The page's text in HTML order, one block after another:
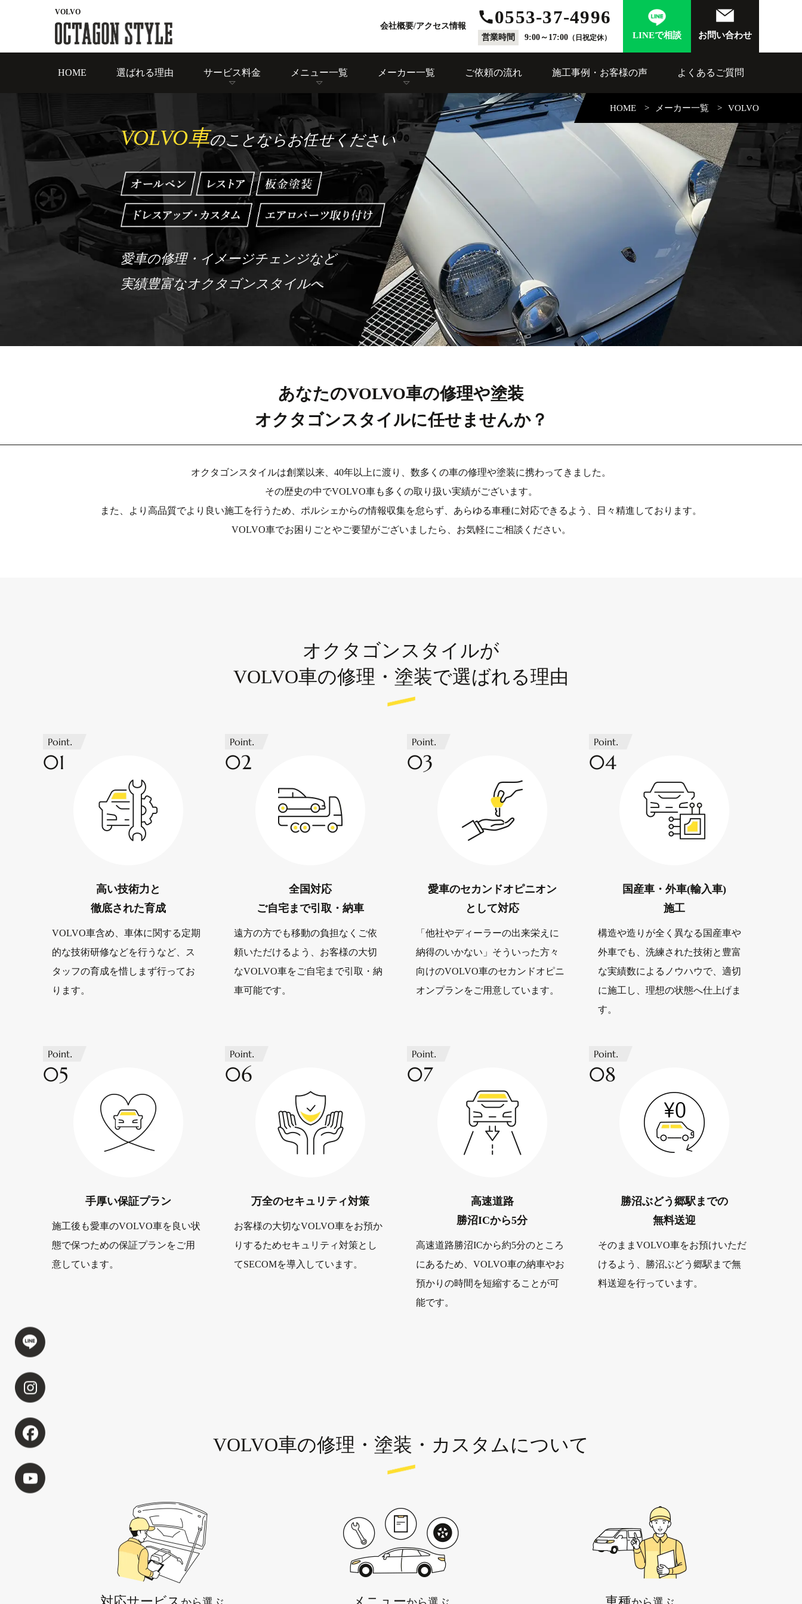
VOLVO
会社概要/アクセス情報 0553-37-4996
営業時間 9:00～17:00 （日祝定休） LINEで相談 お問い合わせ
HOME 選ばれる理由 サービス料金 メニュー一覧 メーカー一覧 ご依頼の流れ 施工事例・お客様の声 よくあるご質問
VOLVO車のことならお任せください
愛車の修理・イメージチェンジなど
実績豊富なオクタゴンスタイルへ
HOME メーカー一覧 VOLVO
あなたのVOLVO車の修理や塗装
オクタゴンスタイルに任せませんか？
オクタゴンスタイルは創業以来、40年以上に渡り、数多くの車の修理や塗装に携わってきました。
その歴史の中でVOLVO車も多くの取り扱い実績がございます。
また、より高品質でより良い施工を行うため、ポルシェからの情報収集を怠らず、あらゆる車種に対応できるよう、日々精進しております。
VOLVO車でお困りごとやご要望がございましたら、お気軽にご相談ください。
オクタゴンスタイルが
VOLVO車の修理・塗装で選ばれる理由
Point.
01
高い技術力と
徹底された育成
VOLVO車含め、車体に関する定期
的な技術研修などを行うなど、ス
タッフの育成を惜しまず行ってお
ります。
Point.
02
全国対応
ご自宅まで引取・納車
遠方の方でも移動の負担なくご依
頼いただけるよう、お客様の大切
なVOLVO車をご自宅まで引取・納
車可能です。
Point.
03
愛車のセカンドオピニオン
として対応
「他社やディーラーの出来栄えに
納得のいかない」そういった方々
向けのVOLVO車のセカンドオピニ
オンプランをご用意しています。
Point.
04
国産車・ 外車(輸入車)
施工
構造や造りが全く異なる国産車や
外車でも、洗練された技術と豊富
な実績数によるノウハウで、適切
に施工し、理想の状態へ仕上げま
す。
Point.
05
手厚い保証プラン
施工後も愛車のVOLVO車を良い状
態で保つための保証プランをご用
意しています。
Point.
06
万全のセキュリティ対策
お客様の大切なVOLVO車をお預か
りするためセキュリティ対策とし
てSECOMを導入しています。
Point.
07
高速道路
勝沼ICから5分
高速道路勝沼ICから約5分のところ
にあるため、VOLVO車の納車やお
預かりの時間を短縮することが可
能です。
Point.
08
勝沼ぶどう郷駅までの
無料送迎
そのままVOLVO車をお預けいただ
けるよう、勝沼ぶどう郷駅まで無
料送迎を行っています。
VOLVO車の修理・塗装・カスタムについて